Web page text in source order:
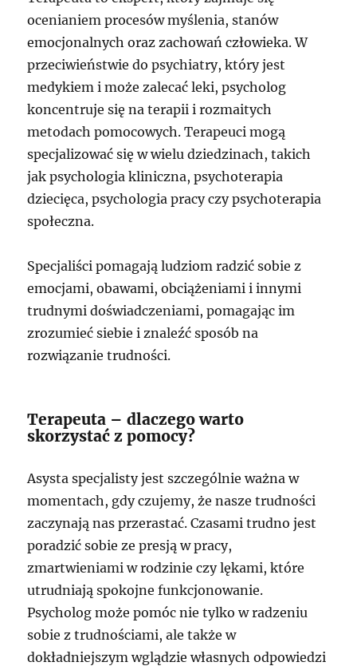
ocenianiem procesów myślenia, stanów
emocjonalnych oraz zachowań człowieka. W
przeciwieństwie do psychiatry, który jest
medykiem i może zalecać leki, psycholog
koncentruje się na terapii i rozmaitych
metodach pomocowych. Terapeuci mogą
specjalizować się w wielu dziedzinach, takich
jak psychologia kliniczna, psychoterapia
dziecięca, psychologia pracy czy psychoterapia
społeczna.
Specjaliści pomagają ludziom radzić sobie z
emocjami, obawami, obciążeniami i innymi
trudnymi doświadczeniami, pomagając im
zrozumieć siebie i znaleźć sposób na
rozwiązanie trudności.
Terapeuta – dlaczego warto
skorzystać z pomocy?
Asysta specjalisty jest szczególnie ważna w
momentach, gdy czujemy, że nasze trudności
zaczynają nas przerastać. Czasami trudno jest
poradzić sobie ze presją w pracy,
zmartwieniami w rodzinie czy lękami, które
utrudniają spokojne funkcjonowanie.
Psycholog może pomóc nie tylko w radzeniu
sobie z trudnościami, ale także w
dokładniejszym wglądzie własnych odpowiedzi